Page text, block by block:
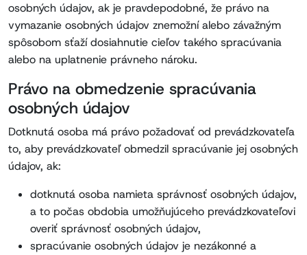
osobných údajov, ak je pravdepodobné, že právo na
vymazanie osobných údajov znemožní alebo závažným
spôsobom sťaží dosiahnutie cieľov takého spracúvania
alebo na uplatnenie právneho nároku.
Právo na obmedzenie spracúvania
osobných údajov
Dotknutá osoba má právo požadovať od prevádzkovateľa
to, aby prevádzkovateľ obmedzil spracúvanie jej osobných
údajov, ak:
dotknutá osoba namieta správnosť osobných údajov,
a to počas obdobia umožňujúceho prevádzkovateľovi
overiť správnosť osobných údajov,
spracúvanie osobných údajov je nezákonné a